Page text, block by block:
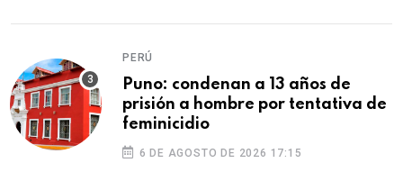
PERÚ
Puno: condenan a 13 años de
prisión a hombre por tentativa de
feminicidio
6 DE AGOSTO DE 2026 17:15